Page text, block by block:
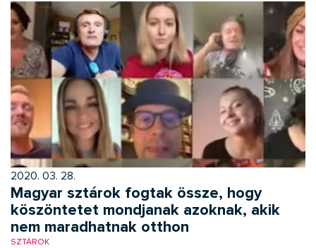
2020. 03. 28.
Magyar sztárok fogtak össze, hogy
köszöntetet mondjanak azoknak, akik
nem maradhatnak otthon
SZTÁROK